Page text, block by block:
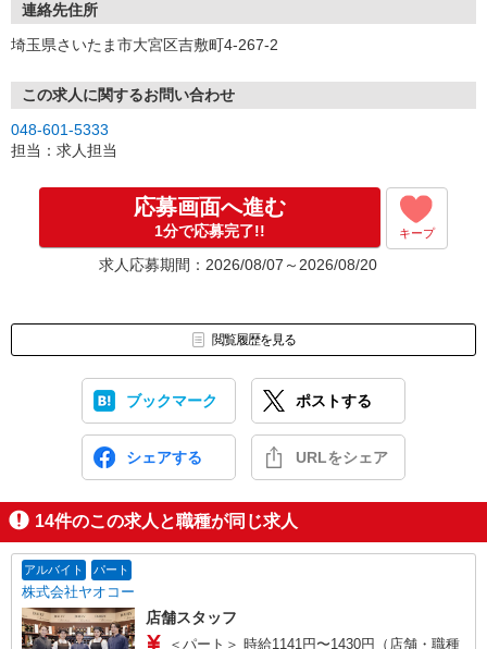
連絡先住所
埼玉県さいたま市大宮区吉敷町4-267-2
この求人に関するお問い合わせ
048-601-5333
担当：求人担当
応募画面へ進む
1分で応募完了!! キープ
求人応募期間：2026/08/07～2026/08/20
閲覧履歴を見る
ブックマーク ポストする
シェアする URLをシェア
14件のこの求人と職種が同じ求人
アルバイト パート
株式会社ヤオコー
店舗スタッフ
＜パート＞ 時給1141円〜1430円（店舗・職種